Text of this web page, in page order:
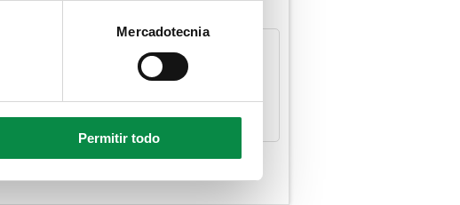
Mercadotecnia
Permitir todo